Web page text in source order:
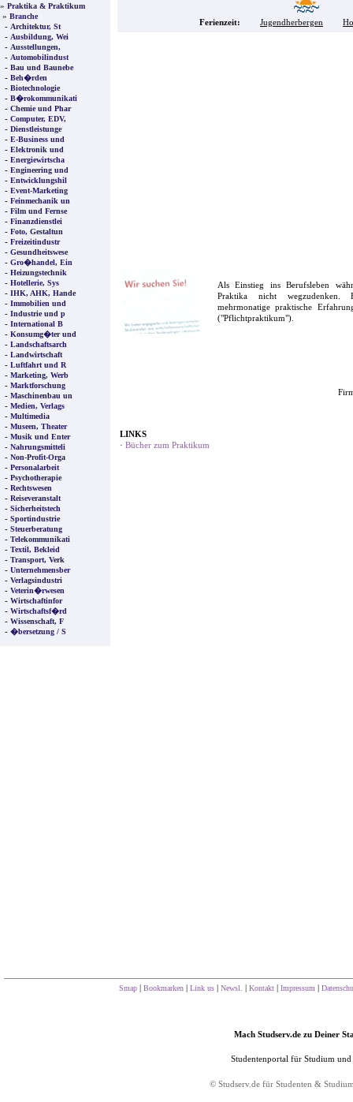
» Praktika & Praktikum
» Branche
- Architektur, St
- Ausbildung, Wei
- Ausstellungen,
- Automobilindust
- Bau und Baunebe
- Beh�rden
- Biotechnologie
- B�rokommunikati
- Chemie und Phar
- Computer, EDV,
- Dienstleistunge
- E-Business und
- Elektronik und
- Energiewirtscha
- Engineering und
- Entwicklungshil
- Event-Marketing
- Feinmechanik un
- Film und Fernse
- Finanzdienstlei
- Foto, Gestaltun
- Freizeitindustr
- Gesundheitswese
- Gro�handel, Ein
- Heizungstechnik
- Hotellerie, Sys
- IHK, AHK, Hande
- Immobilien und
- Industrie und p
- International B
- Konsumg�ter und
- Landschaftsarch
- Landwirtschaft
- Luftfahrt und R
- Marketing, Werb
- Marktforschung
- Maschinenbau un
- Medien, Verlags
- Multimedia
- Museen, Theater
- Musik und Enter
- Nahrungsmitteli
- Non-Profit-Orga
- Personalarbeit
- Psychotherapie
- Rechtswesen
- Reiseveranstalt
- Sicherheitstech
- Sportindustrie
- Steuerberatung
- Telekommunikati
- Textil, Bekleid
- Transport, Verk
- Unternehmensber
- Verlagsindustri
- Veterin�rwesen
- Wirtschaftinfor
- Wirtschaftsf�rd
- Wissenschaft, F
- �bersetzung / S
Ferienzeit: Jugendherbergen
Als Einstieg ins Berufsleben
Praktika nicht wegzudenken.
mehrmonatige praktische
("Pflichtpraktikum").
LINKS
· Bücher zum Praktikum
Smap | Bookmarken | Link us | Newsl. | Kontakt | Impressum |
Mach Studserv.de zu Deiner
Studentenportal für Studium
© Studserv.de für Studenten &